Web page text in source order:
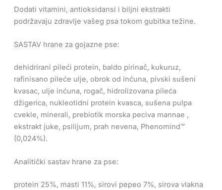
Dodati vitamini, antioksidansi i biljni ekstrakti
podržavaju zdravlje vašeg psa tokom gubitka težine.
SASTAV hrane za gojazne pse:
dehidrirani pileći protein, baldo pirinač, kukuruz,
rafinisano pileće ulje, obrok od inćuna, pivski sušeni
kvasac, ulje inćuna, rogač, hidrolizovana pileća
džigerica, nukleotidni protein kvasca, sušena pulpa
cvekle, minerali, prebiotik morska peciva mannae ,
ekstrakt juke, psilijum, prah nevena, Phenomind™
(0,024%).
Analitički sastav hrane za pse:
protein 25%, masti 11%, sirovi pepeo 7%, sirova vlakna